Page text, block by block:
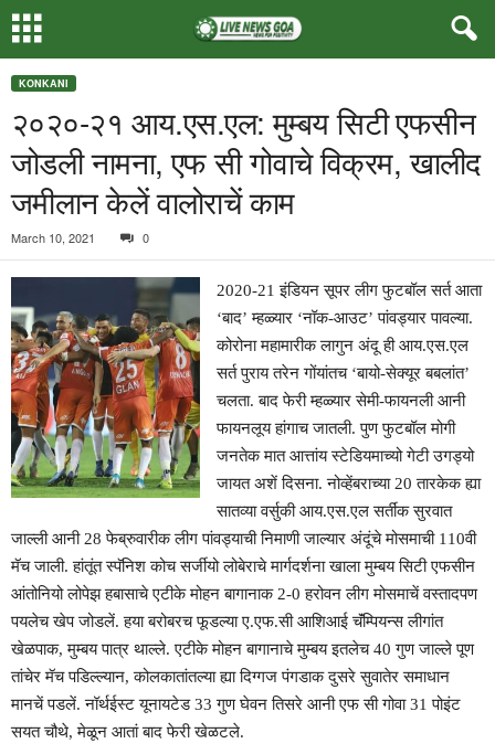
KONKANI
२०२०-२१ आय.एस.एल: मुम्बय सिटी एफसीन
जोडली नामना, एफ सी गोवाचे विक्रम, खालीद
जमीलान केलें वालोराचें काम
March 10, 2021 0
2020-21 इंडियन सूपर लीग फुटबॉल सर्त आता
‘बाद’ म्हळ्यार ‘नॉक-आउट’ पांवड्यार पावल्या.
कोरोना महामारीक लागुन अंदू ही आय.एस.एल
सर्त पुराय तरेन गोंयांतच ‘बायो-सेक्यूर बबलांत’
चलता. बाद फेरी म्हळ्यार सेमी-फायनली आनी
फायनलूय हांगाच जातली. पुण फुटबॉल मोगी
जनतेक मात आत्तांय स्टेडियमाच्यो गेटी उगड्यो
जायत अशें दिसना. नोव्हेंबराच्या 20 तारकेक ह्या
सातव्या वर्सुकी आय.एस.एल सर्तींक सुरवात
जाल्ली आनी 28 फेब्रुवारीक लीग पांवड्याची निमाणी जाल्यार अंदूंचे मोसमाची 110वी
मॅच जाली. हांतूंत स्पॅनिश कोच सर्जीयो लोबेराचे मार्गदर्शना खाला मुम्बय सिटी एफसीन
आंतोनियो लोपेझ हबासाचे एटीके मोहन बागानाक 2-0 हरोवन लीग मोसमाचें वस्तादपण
पयलेच खेप जोडलें. हया बरोबरच फूडल्या ए.एफ.सी आशिआई चॅंम्पियन्स लीगांत
खेळपाक, मुम्बय पात्र थाल्ले. एटीके मोहन बागानाचे मुम्बय इतलेच 40 गुण जाल्ले पूण
तांचेर मॅच पडिल्ल्यान, कोलकातांतल्या ह्या दिग्गज पंगडाक दुसरे सुवातेर समाधान
मानचें पडलें. नॉर्थईस्ट यूनायटेड 33 गुण घेवन तिसरे आनी एफ सी गोवा 31 पोइंट
सयत चौथे, मेळून आतां बाद फेरी खेळटले.